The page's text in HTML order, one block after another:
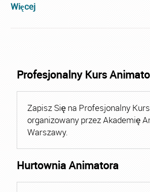
Więcej
Profesjonalny Kurs
Zapisz Się na Profesjonalny
organizowany przez Akademię
Warszawy.
Hurtownia Animatora